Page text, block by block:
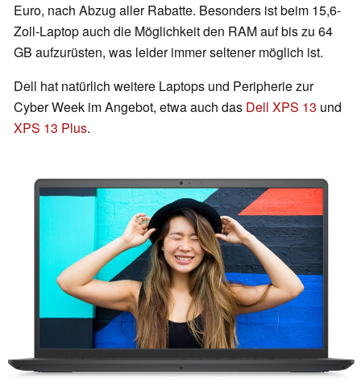
Euro, nach Abzug aller Rabatte. Besonders ist beim 15,6-
Zoll-Laptop auch die Möglichkeit den RAM auf bis zu 64
GB aufzurüsten, was leider immer seltener möglich ist.
Dell hat natürlich weitere Laptops und Peripherie zur
Cyber Week im Angebot, etwa auch das Dell XPS 13 und
XPS 13 Plus.